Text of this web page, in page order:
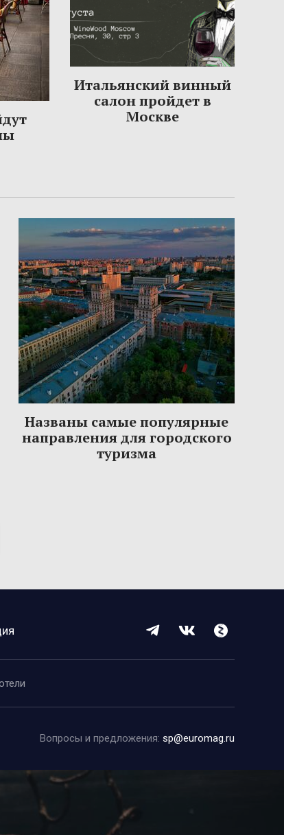
Итальянский винный
салон пройдет в
Москве
Названы самые популярные
направления для городского
туризма
Вопросы и предложения: sp@euromag.ru